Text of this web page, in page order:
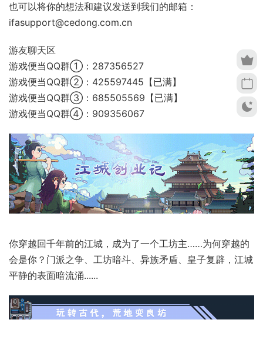
也可以将你的想法和建议发送到我们的邮箱：
ifasupport@cedong.com.cn
游友聊天区
游戏便当QQ群①：287356527
游戏便当QQ群②：425597445【已满】
游戏便当QQ群③：685505569【已满】
游戏便当QQ群④：909356067
你穿越回千年前的江城，成为了一个工坊主……为何穿越的
会是你？门派之争、工坊暗斗、异族矛盾、皇子复辟，江城
平静的表面暗流涌......